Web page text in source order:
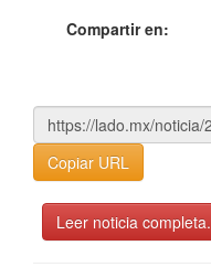
Compartir en:
Copiar URL
Leer noticia completa.